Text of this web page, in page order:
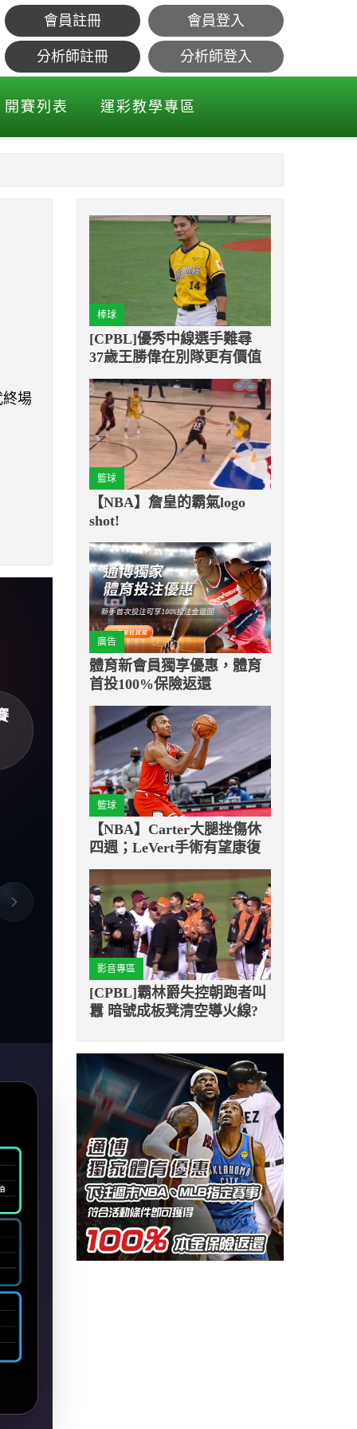
會員註冊 會員登入
分析師註冊 分析師登入
開賽列表 運彩教學專區
終場
棒球
[CPBL]優秀中線選手難尋
37歲王勝偉在別隊更有價值
籃球
【NBA】詹皇的霸氣logo
shot!
廣告
體育新會員獨享優惠，體育
首投100%保險返還
籃球
【NBA】Carter大腿挫傷休
四週；LeVert手術有望康復
影音專區
[CPBL]霸林爵失控朝跑者叫
囂 暗號成板凳清空導火線?